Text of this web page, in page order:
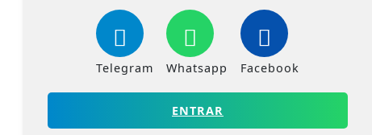
Telegram Whatsapp Facebook
ENTRAR